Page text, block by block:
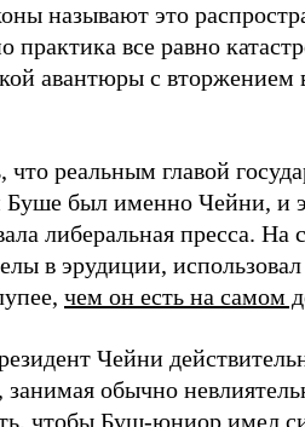
называют это
практика все равно
авантюры с вторжением
что реальным главой
Буше был именно Чейни, и
либеральная пресса.
в эрудиции,
чем он есть на самом
Чейни
занимая обычно
чтобы Буш-юниор имел